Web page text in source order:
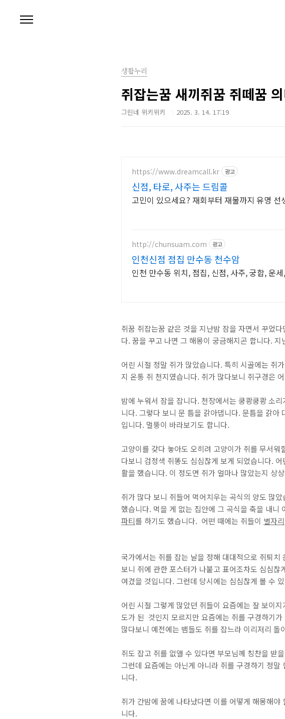
생활누리
쥐잡는꿈 새끼쥐꿈 쥐떼꿈
그린네 위키위키 2025. 3. 14. 17:19
https://www.dreamcall.kr 광고
신점, 타로, 사주는 드림콜
고민이 있으세요? 재회부터 재물까지 유명
http://chunsuam.com 광고
인천신점 점집 만수동 천수암
인천 만수동 위치, 점집, 신점, 사주, 궁합, 운
쥐꿈 쥐잡는꿈 같은 것을 지난밤 잠을 자면서 꾸었
다. 꿈을 꾸고 나면 그 해몽이 궁금해지곤 합니다.
어린 시절 정말 쥐가 많았습니다. 특히 시골에는 쥐
지 온통 쥐 천지였습니다. 쥐가 많다보니 쥐구경은
밤에 누워서 잠을 잡니다. 천장에서는 쿵쾅쿵쾅 소
니다. 그렇다 보니 문 틈을 갉아댑니다. 문틈을 갉
입니다. 멀뚱이 바라보기도 합니다.
고양이를 갖다 놓아도 오히려 고양이가 쥐를 무서
다보니 검정색 쥐똥도 심심찮게 보게 되었습니다.
활을 했습니다. 이 정도면 쥐가 얼마나 많았는지 상
쥐가 많다 보니 쥐들어 먹어치우는 곡식의 양도 많
했습니다. 먹을 게 없는 집안에 그 곡식을 축을 내니
파티를 하기도 했습니다. 어떤 때에는 쥐들이 별자리
국가에서는 쥐를 잡는 날을 정해 대대적으로 쥐퇴
보니 쥐에 관한 포스터가 나붙고 표어조차도 심심
여겼을 것입니다. 그런데 당시에는 심심찮게 볼 수
어린 시절 그렇게 많았던 쥐들이 요즘에는 잘 보이
도가 된 것인지 모르지만 요즘에는 쥐를 구경하기
많다보니 예전에는 뱀들도 쥐를 잡느라 이리저리 돌
쥐도 잡고 쥐를 없앨 수 있다면 부모님께 칭찬을 받
그런데 요즘에는 아닌게 아니라 쥐를 구경하기 정
니다.
쥐가 간밤에 꿈에 나타났다면 이를 어떻게 해몽해
니다.